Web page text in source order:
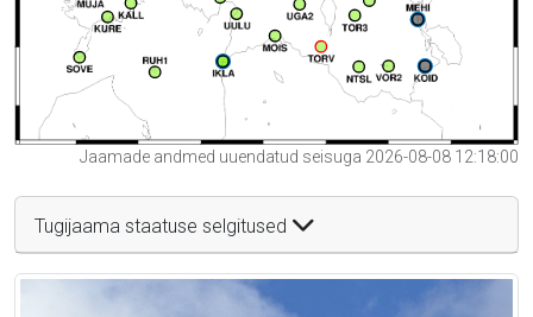
Jaamade andmed uuendatud seisuga 2026-08-08 12:18:00
Tugijaama staatuse selgitused